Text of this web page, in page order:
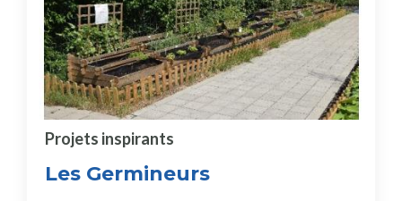
Les Germineurs
Projets inspirants